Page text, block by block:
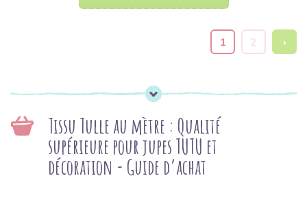
1 2 ›
Tissu Tulle au mètre : Qualité
supérieure pour jupes TUTU et
décoration - Guide d’achat